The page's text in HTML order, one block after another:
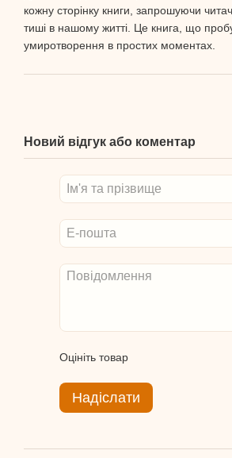
кожну сторінку книги, запрошуючи
тиші в нашому житті. Це книга, що
умиротворення в простих моментах.
Новий відгук або коментар
Оцініть товар
Надіслати